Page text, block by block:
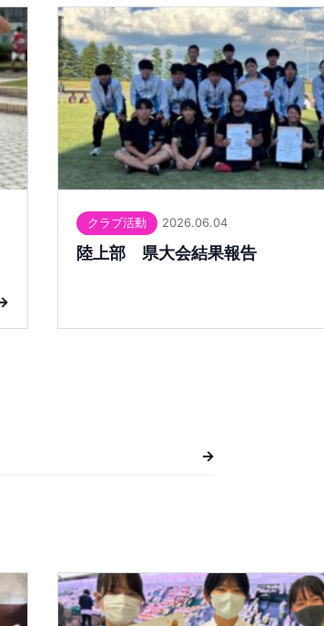
クラブ活動 2026.06.04
陸上部 県大会結果報告
→